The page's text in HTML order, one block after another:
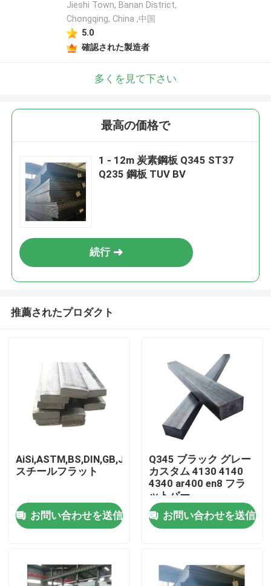
Jieshi Town, Banan District,
Chongqing, China ,中国
5.0
確認された製造者
多くを見て下さい
最高の価格で
1 - 12m 炭素鋼板 Q345 ST37
Q235 鋼板 TUV BV
続行
推薦されたプロダクト
AiSi,ASTM,BS,DIN,GB,JIS,ASTM,ASTM
スチールフラット
お問い合わせを送信
Q345 ブラック グレー
カスタム 4130 4140
4340 ar400 en8 フラ
ットバー
お問い合わせを送信